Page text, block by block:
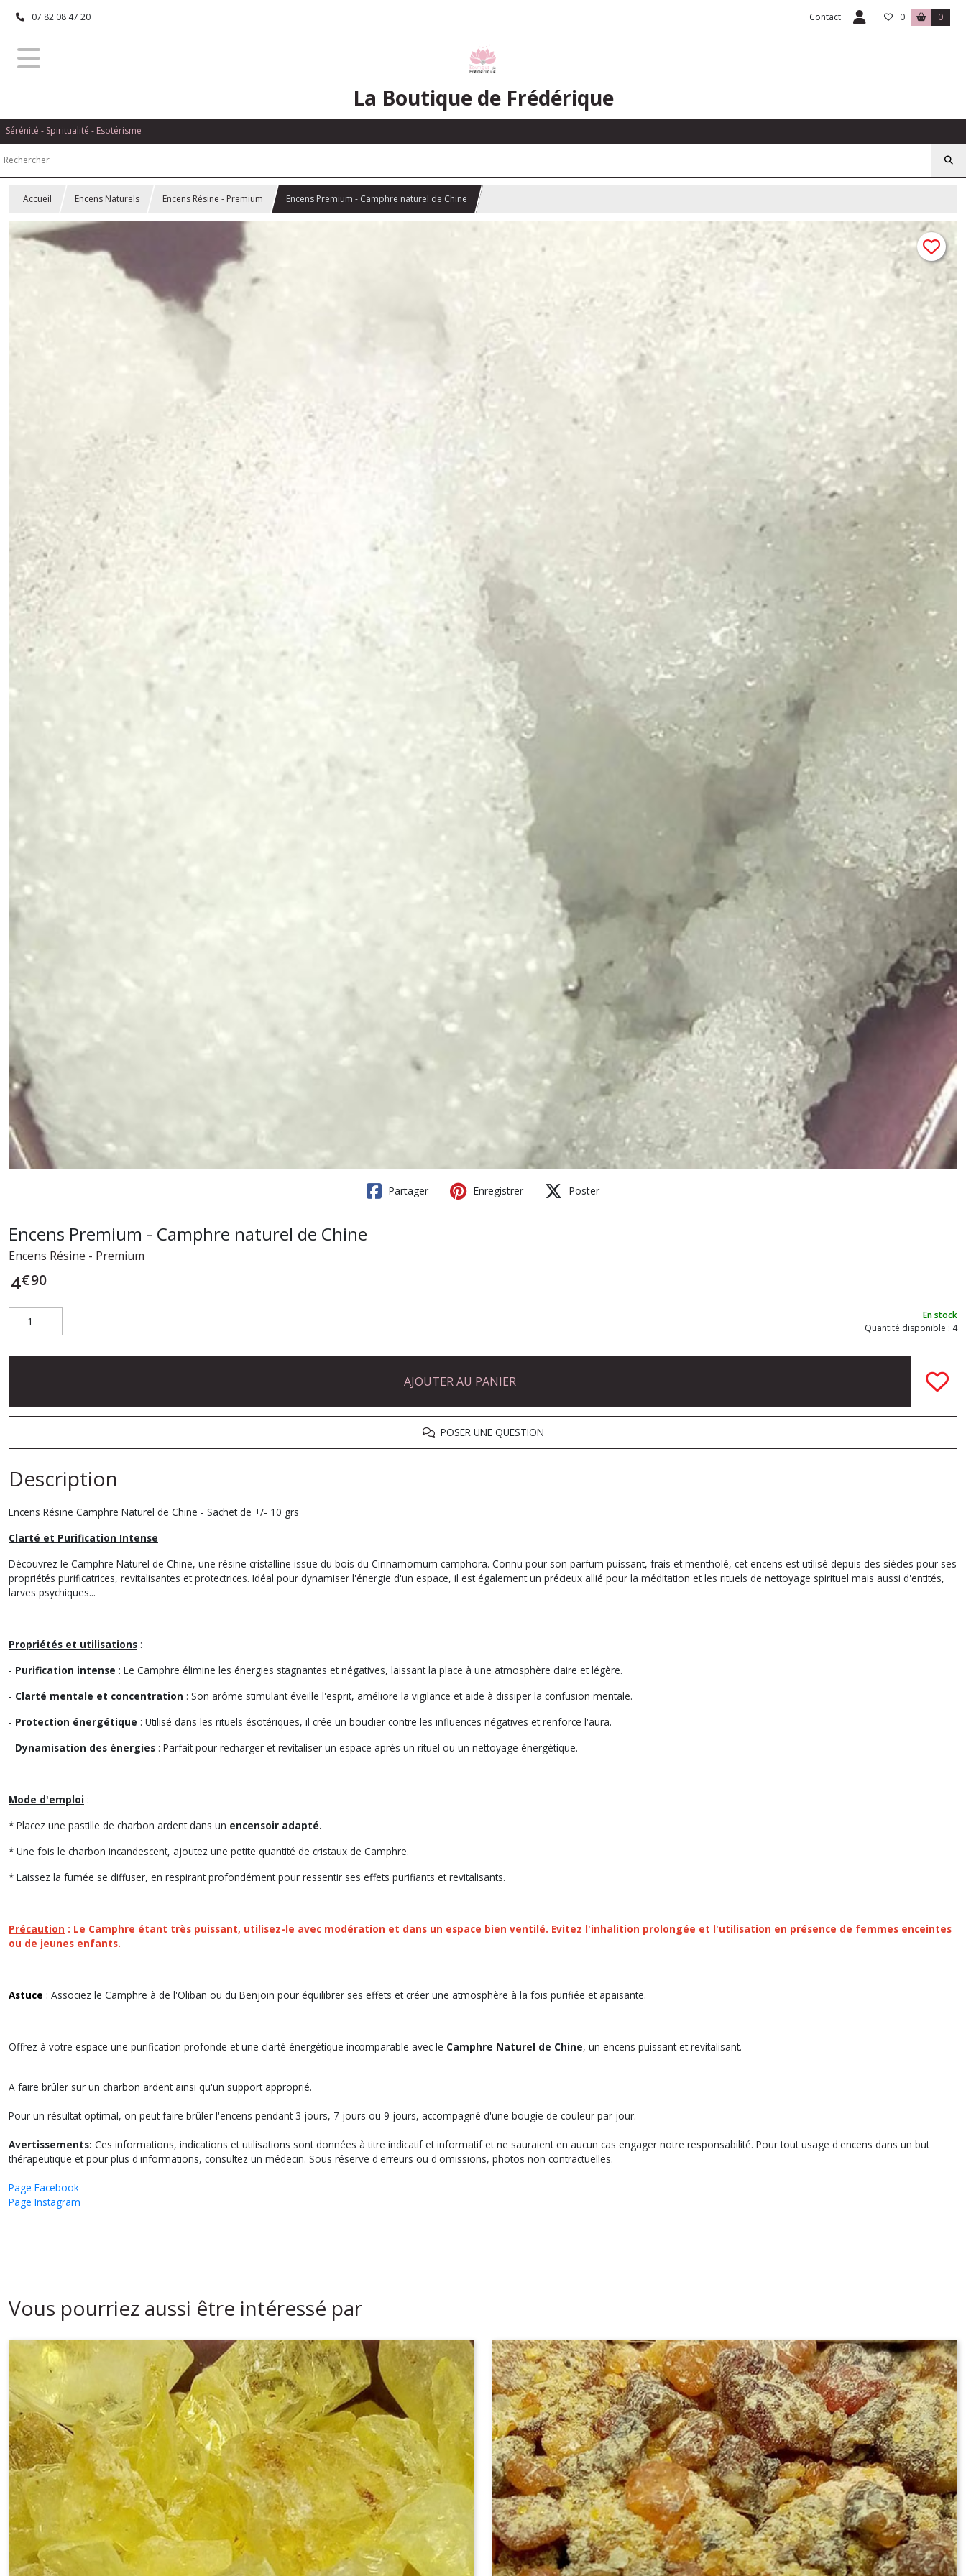
07 82 08 47 20 Contact 0 0
La Boutique de Frédérique
Sérénité - Spiritualité - Esotérisme
Accueil Encens Naturels Encens Résine - Premium Encens Premium - Camphre naturel de Chine
Partager Enregistrer Poster
Encens Premium - Camphre naturel de Chine
Encens Résine - Premium
4€90
En stock
Quantité disponible : 4
AJOUTER AU PANIER
POSER UNE QUESTION
Description
Encens Résine Camphre Naturel de Chine - Sachet de +/- 10 grs
Clarté et Purification Intense
Découvrez le Camphre Naturel de Chine, une résine cristalline issue du bois du Cinnamomum camphora. Connu pour son parfum puissant, frais et mentholé, cet encens est utilisé depuis des siècles pour ses
propriétés purificatrices, revitalisantes et protectrices. Idéal pour dynamiser l'énergie d'un espace, il est également un précieux allié pour la méditation et les rituels de nettoyage spirituel mais aussi d'entités,
larves psychiques...
Propriétés et utilisations :
- Purification intense : Le Camphre élimine les énergies stagnantes et négatives, laissant la place à une atmosphère claire et légère.
- Clarté mentale et concentration : Son arôme stimulant éveille l'esprit, améliore la vigilance et aide à dissiper la confusion mentale.
- Protection énergétique : Utilisé dans les rituels ésotériques, il crée un bouclier contre les influences négatives et renforce l'aura.
- Dynamisation des énergies : Parfait pour recharger et revitaliser un espace après un rituel ou un nettoyage énergétique.
Mode d'emploi :
* Placez une pastille de charbon ardent dans un encensoir adapté.
* Une fois le charbon incandescent, ajoutez une petite quantité de cristaux de Camphre.
* Laissez la fumée se diffuser, en respirant profondément pour ressentir ses effets purifiants et revitalisants.
Précaution : Le Camphre étant très puissant, utilisez-le avec modération et dans un espace bien ventilé. Evitez l'inhalition prolongée et l'utilisation en présence de femmes enceintes
ou de jeunes enfants.
Astuce : Associez le Camphre à de l'Oliban ou du Benjoin pour équilibrer ses effets et créer une atmosphère à la fois purifiée et apaisante.
Offrez à votre espace une purification profonde et une clarté énergétique incomparable avec le Camphre Naturel de Chine, un encens puissant et revitalisant.
A faire brûler sur un charbon ardent ainsi qu'un support approprié.
Pour un résultat optimal, on peut faire brûler l'encens pendant 3 jours, 7 jours ou 9 jours, accompagné d'une bougie de couleur par jour.
Avertissements: Ces informations, indications et utilisations sont données à titre indicatif et informatif et ne sauraient en aucun cas engager notre responsabilité. Pour tout usage d'encens dans un but
thérapeutique et pour plus d'informations, consultez un médecin. Sous réserve d'erreurs ou d'omissions, photos non contractuelles.
Page Facebook
Page Instagram
Vous pourriez aussi être intéressé par